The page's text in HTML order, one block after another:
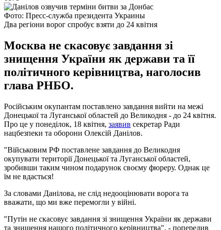
Фото: Пресс-служба президента Украины
Два регіони ворог спробує взяти до 24 квітня
Москва не скасовує завдання зі
знищення України як держави та її
політичного керівництва, наголосив
глава РНБО.
Російським окупантам поставлено завдання вийти на межі
Донецької та Луганської областей до Великодня - до 24 квітня.
Про це у понеділок, 18 квітня, заявив секретар Ради
нацбезпеки та оборони Олексій Данілов.
"Військовим РФ поставлене завдання до Великодня
окупувати території Донецької та Луганської областей,
зробивши таким чином подарунок своєму фюреру. Однак це
їм не вдасться!
За словами Данілова, не слід недооцінювати ворога та
вважати, що ми вже перемогли у війні.
"Путін не скасовує завдання зі знищення України як держави
та знищення нашого політичного керівництва", - попередив